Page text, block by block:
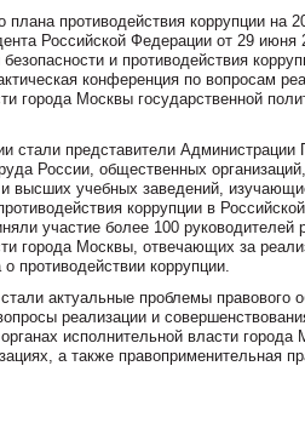
плана противодействия коррупции на
Российской Федерации от 29
и противодействия
конференция по вопросам
города Москвы государственной
стали представители Администрации
России, общественных организаций,
и высших учебных заведений,
коррупции в
участие более 100 руководителей
города Москвы, отвечающих за
противодействии коррупции.
актуальные проблемы правового
реализации и
исполнительной власти города
а также правоприменительная